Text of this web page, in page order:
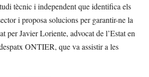
tècnic i independent que identifica els
i proposa solucions per garantir-ne la
per Javier Loriente, advocat de l’Estat en
ONTIER, que va assistir a les